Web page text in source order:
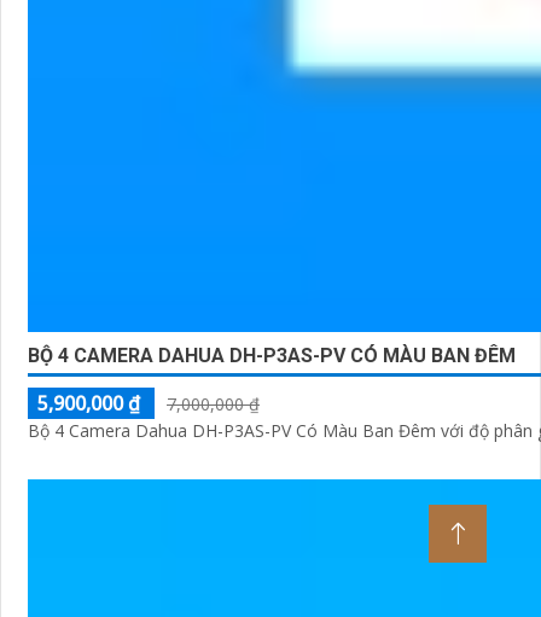
BỘ 4 CAMERA DAHUA DH-P3AS-PV CÓ MÀU BAN ĐÊM
5,900,000 ₫
7,000,000 ₫
Bộ 4 Camera Dahua DH-P3AS-PV Có Màu Ban Đêm với độ